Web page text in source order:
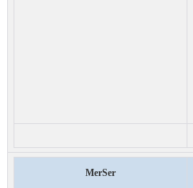
MerSer